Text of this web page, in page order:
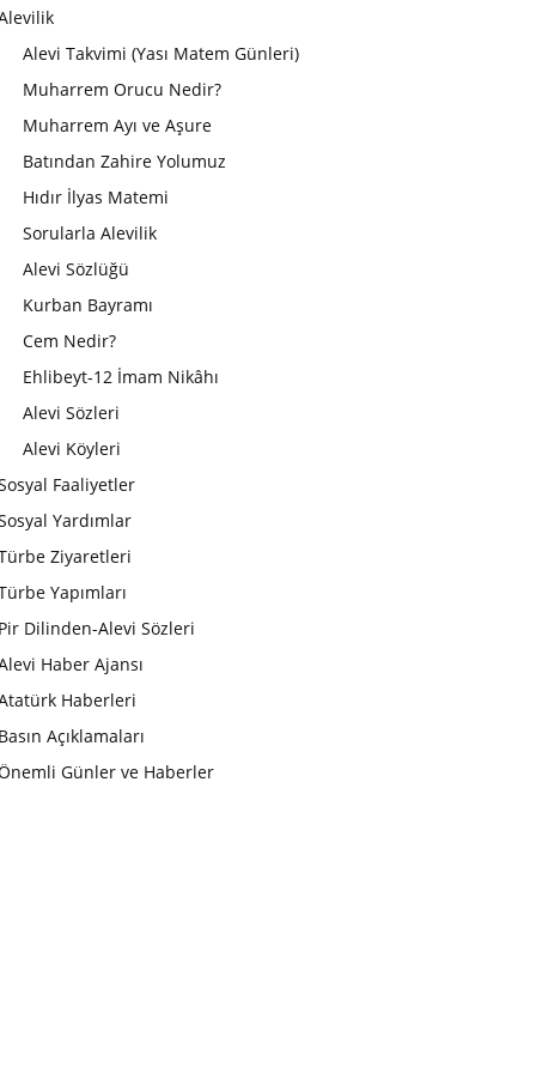
Alevi Takvimi (Yası Matem Günleri)
Muharrem Orucu Nedir?
Muharrem Ayı ve Aşure
Batından Zahire Yolumuz
Hıdır İlyas Matemi
Sorularla Alevilik
Alevi Sözlüğü
Kurban Bayramı
Cem Nedir?
Ehlibeyt-12 İmam Nikâhı
Alevi Sözleri
Alevi Köyleri
Faaliyetler
Yardımlar
Ziyaretleri
Yapımları
Pir Dilinden-Alevi Sözleri
Haber Ajansı
Haberleri
Basın Açıklamaları
Günler ve Haberler